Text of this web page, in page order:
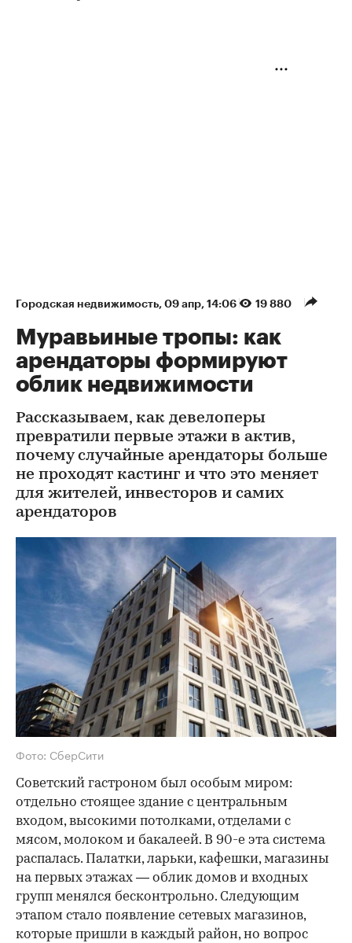
Городская недвижимость 09 апр, 14:06 19 880
Муравьиные тропы: как
арендаторы формируют
облик недвижимости
Рассказываем, как девелоперы
превратили первые этажи в актив,
почему случайные арендаторы больше
не проходят кастинг и что это меняет
для жителей, инвесторов и самих
арендаторов
Фото: СберСити
Советский гастроном был особым миром:
отдельно стоящее здание с центральным
входом, высокими потолками, отделами с
мясом, молоком и бакалеей. В 90-е эта система
распалась. Палатки, ларьки, кафешки, магазины
на первых этажах — облик домов и входных
групп менялся бесконтрольно. Следующим
этапом стало появление сетевых магазинов,
которые пришли в каждый район, но вопрос